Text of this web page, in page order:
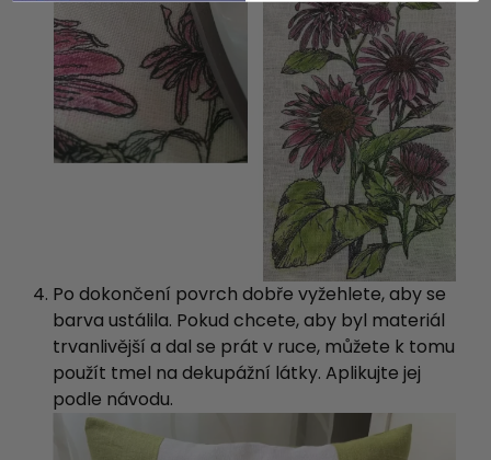
Po dokončení povrch dobře vyžehlete, aby se
barva ustálila. Pokud chcete, aby byl materiál
trvanlivější a dal se prát v ruce, můžete k tomu
použít tmel na dekupážní látky. Aplikujte jej
podle návodu.